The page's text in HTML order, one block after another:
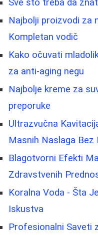
Sve što treba da
Najbolji proizvodi za
Kompletan vodič
Kako očuvati
za anti-aging negu
Najbolje kreme za
preporuke
Ultrazvučna
Masnih Naslaga Bez
Blagotvorni Efekti
Zdravstvenih
Koralna Voda - Šta
Iskustva
Profesionalni Saveti